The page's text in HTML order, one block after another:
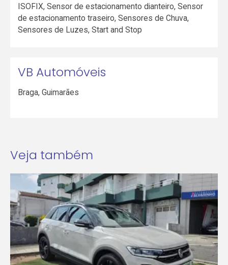
ISOFIX, Sensor de estacionamento dianteiro, Sensor
de estacionamento traseiro, Sensores de Chuva,
Sensores de Luzes, Start and Stop
VB Automóveis
Braga,Guimarães
Veja também